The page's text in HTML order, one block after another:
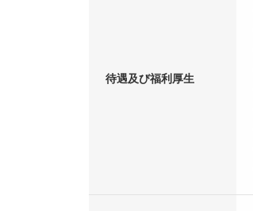
待遇及び福利厚生